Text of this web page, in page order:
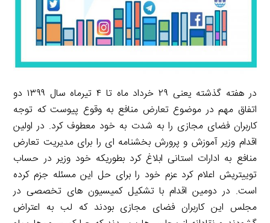
در هفته گذشته یعنی ۲۹ خرداد ماه تا ۴ تیرماه سال ۱۳۹۹ دو
اتفاق مهم در موضوع تعارض منافع به وقوع پیوست که توجه
کاربران فضای مجازی را به شدت به خود معطوف کرد. در اولین
اقدام وزیر آموزش و پرورش بخشنامه ای را برای مدیریت تعارض
منافع به ادارات استانی ابلاغ کرد بطوریکه خود وزیر در حساب
توییتریش اعلام کرد عزم خود را برای حل این مسئله جزم کرده
است. در دومین اقدام با تشکیل کمیسیون های تخصصی در
مجلس این کاربران فضای مجازی بودند که لب به اعتراض